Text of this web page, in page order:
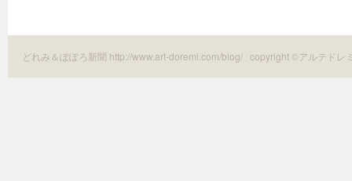
どれみ＆ぽぽろ新聞 http://www.art-doremi.com/blog/ copyright ©アルテドレ